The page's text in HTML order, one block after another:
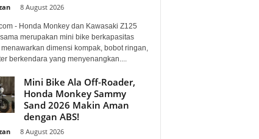
8 August 2026
- Honda Monkey dan Kawasaki Z125
merupakan mini bike berkapasitas
menawarkan dimensi kompak, bobot ringan,
berkendara yang menyenangkan....
Mini Bike Ala Off-Roader,
Honda Monkey Sammy
Sand 2026 Makin Aman
dengan ABS!
8 August 2026